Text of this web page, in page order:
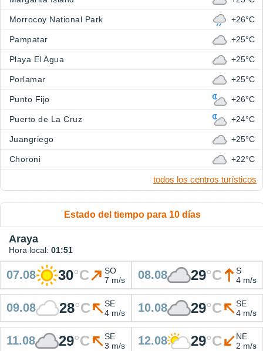
Morrocoy National Park +26°C
Pampatar +25°C
Playa El Agua +25°C
Porlamar +25°C
Punto Fijo +26°C
Puerto de La Cruz +24°C
Juangriego +25°C
Choroni +22°C
todos los centros turísticos
Estado del tiempo para 10 días
Araya
Hora local: 01:51
07.08 30°C
SO
7 m/s
08.08 29°C
S
4 m/s
09.08 28°C
SE
4 m/s
10.08 29°C
SE
4 m/s
11.08 29°C
SE
3 m/s
12.08 29°C
NE
2 m/s